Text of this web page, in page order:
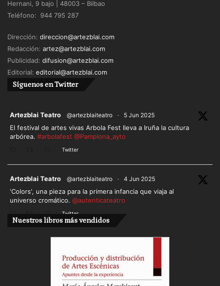
Hernani, 9 bajo | 48003 – Bilbao
Teléfono: 944 795 287
Dirección: direccion@artezblai.com
Redacción: artez@artezblai.com
Publicidad: difusion@artezblai.com
Editorial: editorial@artezblai.com
Síguenos en Twitter
Artezblai Teatro @artezblaiteatro · 5 Jun 2025
El festival de artes vivas Arbola Fest lleva a Iruña la cultura
arbórea. #arbolafest @Pamplona_ayto
Twitter
Artezblai Teatro @artezblaiteatro · 4 Jun 2025
'Colors', una pieza para la primera infancia que viaja al
universo cromático. @autenticateatro
Twitter
Cargar más
Nuestros libros más vendidos